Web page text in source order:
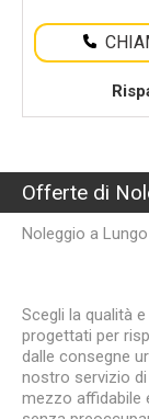
Offerte di
Noleggio a
Scegli la qualità
progettati per
dalle consegne
nostro servizio
mezzo affidabile